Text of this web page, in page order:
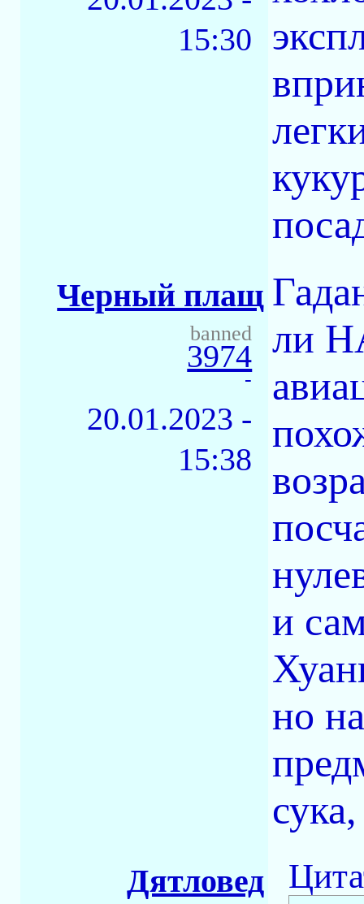
15:30
Черный плащ
banned
3974
-
20.01.2023 -
15:38
ли
и
но
Дятловед